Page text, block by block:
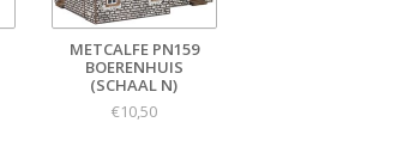
METCALFE PN159
BOERENHUIS
(SCHAAL N)
€10,50